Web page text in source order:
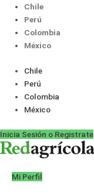
contenido
Chile
Perú
Colombia
México
Chile
Perú
Colombia
México
Inicia Sesión o Registrate
Mi Perfil